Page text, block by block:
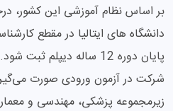
بر اساس نظام آموزشی این کشور،
دانشگاه های ایتالیا در مقطع
پایان دوره 12 ساله
شرکت در آزمون ورودی صورت
زیرمجموعه پزشکی، مهندسی و